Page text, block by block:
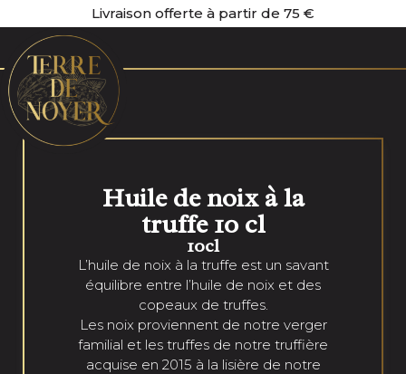
Livraison offerte à partir de 75 €
Huile de noix à la
truffe 10 cl
10cl
L’huile de noix à la truffe est un savant
équilibre entre l’huile de noix et des
copeaux de truffes.
Les noix proviennent de notre verger
familial et les truffes de notre truffière
acquise en 2015 à la lisière de notre